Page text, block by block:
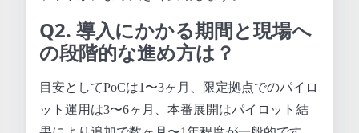
Q2. 導入にかかる期間と現場へ
の段階的な進め方は？
目安としてPoCは1〜3ヶ月、限定拠点でのパイロ
ット運用は3〜6ヶ月、本番展開はパイロット結